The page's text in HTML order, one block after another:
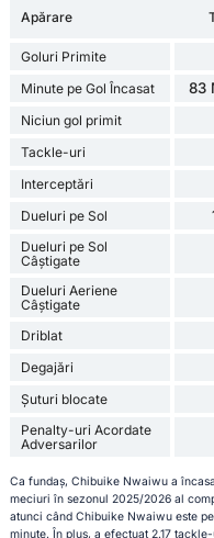
Apărare
Goluri Primite
Minute pe Gol Încasat 83
Niciun gol primit
Tackle-uri
Interceptări
Dueluri pe Sol
Dueluri pe Sol
Câștigate
Dueluri Aeriene
Câștigate
Driblat
Degajări
Șuturi blocate
Penalty-uri Acordate
Adversarilor
Ca fundaș, Chibuike Nwaiwu a
meciuri în sezonul 2025/2026 al
atunci când Chibuike Nwaiwu este
minute. În plus, a efectuat 2.17